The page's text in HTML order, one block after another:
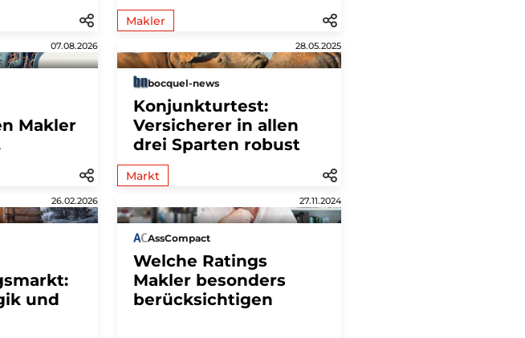
Makler
07.08.2026
Makler
28.05.2025
bocquel-news
Konjunkturtest:
Versicherer in allen
drei Sparten robust
Markt
26.02.2026
und
27.11.2024
AssCompact
Welche Ratings
Makler besonders
berücksichtigen